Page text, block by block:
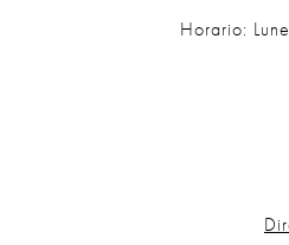
Horario: